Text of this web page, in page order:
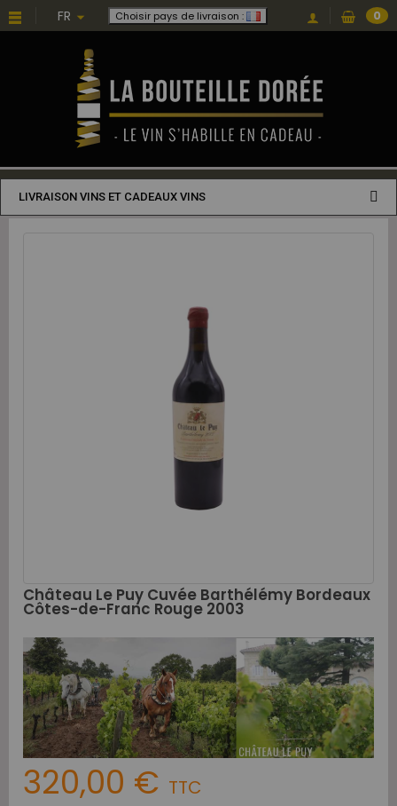
FR Choisir pays de livraison : 0
LIVRAISON VINS ET CADEAUX VINS
Château Le Puy Cuvée Barthélémy Bordeaux
Côtes-de-Franc Rouge 2003
320,00 € TTC